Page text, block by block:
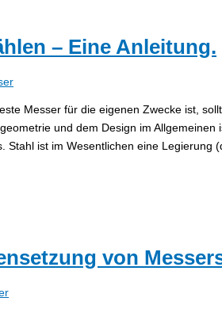
– Eine Anleitung.
Messer für die eigenen Zwecke ist,
und dem Design im Allgemeinen
ist im Wesentlichen eine Legierung
von